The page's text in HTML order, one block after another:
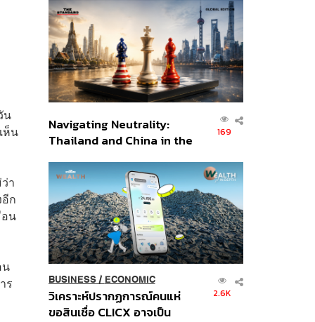
น
ห็น
า
ก
น
น
ร
ส่วนยุทธศาสตร์ไทย –
อินโดนีเซีย
Navigating Neutrality:
Thailand and China in the
Order
169
BUSINESS/ ECONOMIC
วิเคราะห์ปรากฏการณ์คนแห่
ขอสินเชื่อ CLICX อาจเป็น
2.6K